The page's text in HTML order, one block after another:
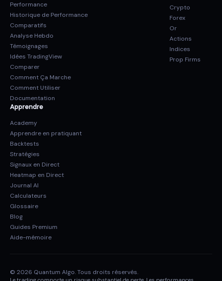
Performance
Historique de Performance
Comparatifs
Analyse Hebdo
Témoignages
Idées TradingView
Comparer
Comment Ça Marche
Comment Utiliser
Documentation
Apprendre
Academy
Apprendre en pratiquant
Backtests
Stratégies
Signaux en Direct
Heatmap en Direct
Journal AI
Calculateurs
Glossaire
Blog
Guides Premium
Aide-mémoire
Crypto
Forex
Or
Actions
Indices
Prop Firms
© 2026 Quantum Algo. Tous droits réservés.